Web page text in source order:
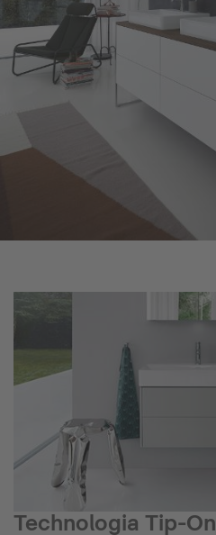
Technologia Tip-On